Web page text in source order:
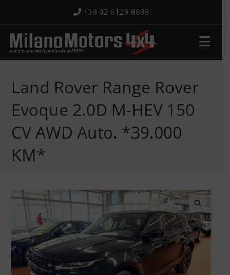
contenuto
+39 02 6129 8699
Land Rover Range Rover
Evoque 2.0D M-HEV 150
CV AWD Auto. *39.000
KM*
🔍